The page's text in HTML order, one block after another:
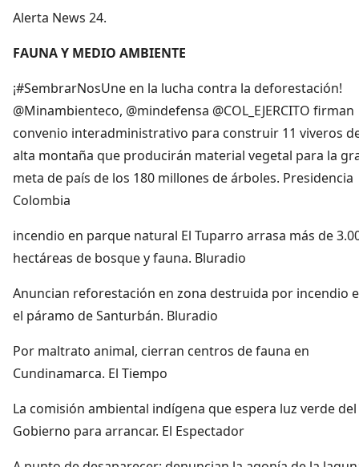
Alerta News 24.
FAUNA Y MEDIO AMBIENTE
¡#SembrarNosUne en la lucha contra la deforestación!
@Minambienteco, @mindefensa @COL_EJERCITO firman
convenio interadministrativo para construir 11 viveros
alta montaña que producirán material vegetal para la
meta de país de los 180 millones de árboles. Presidencia
Colombia
incendio en parque natural El Tuparro arrasa más de
hectáreas de bosque y fauna. Bluradio
Anuncian reforestación en zona destruida por incendio
el páramo de Santurbán. Bluradio
Por maltrato animal, cierran centros de fauna en
Cundinamarca. El Tiempo
La comisión ambiental indígena que espera luz verde del
Gobierno para arrancar. El Espectador